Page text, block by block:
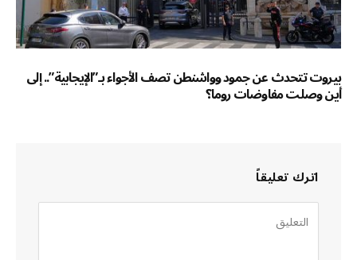
بيروت تتحدث عن جمود وواشنطن تصف الأجواء بـ”الإيجابية”.. إلى
أين وصلت مفاوضات روما؟
اترك تعليقاً